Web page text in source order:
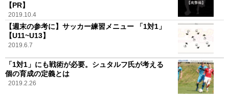
【PR】
2019.10.4
【週末の参考に】サッカー練習メニュー 「1対1」
【U11~U13】
2019.6.7
「1対1」にも戦術が必要。シュタルフ氏が考える
個の育成の定義とは
2019.2.26